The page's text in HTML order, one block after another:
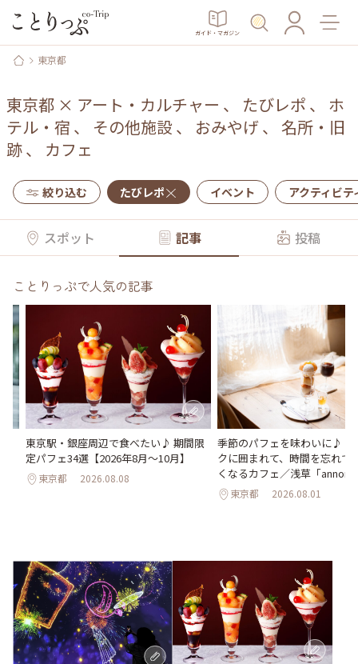
ガイド・マガジン
東京都
東京都 × アート・カルチャー 、 たびレポ 、 ホ
テル・宿 、 その他施設、 おみやげ 、 名所・旧
跡、 カフェ
絞り込む たびレポ イベント アクティビテ
スポット 記事 投稿
ことりっぷで人気の記事
東京駅・銀座周辺で食べたい♪ 期間限
定パフェ34選【2026年8月～10月】
東京都 2026.08.08
季節のパフェを味わいに♪ ア
クに囲まれて、時間を忘れて
くなるカフェ／浅草「
東京都 2026.08.01